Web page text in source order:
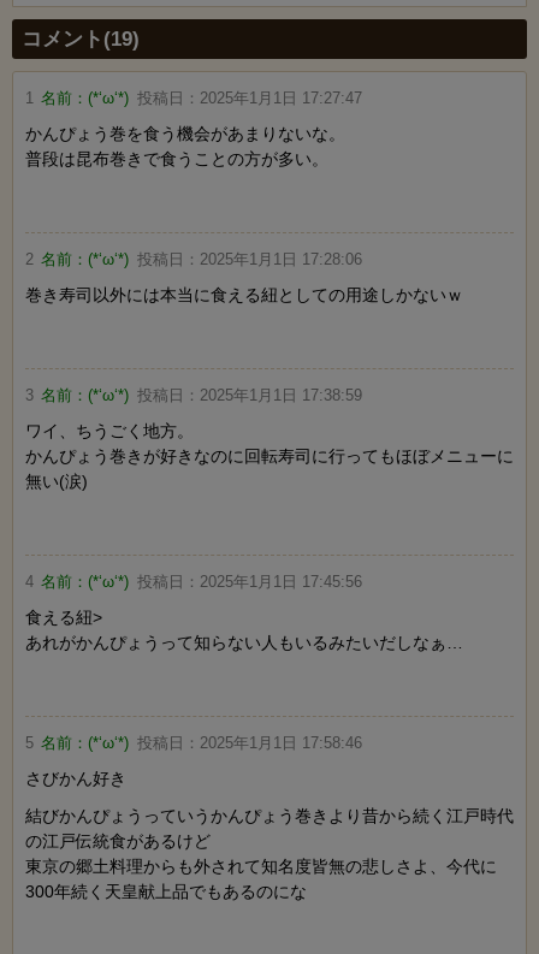
Powered by livedoor 相互RSS
コメント(19)
1 名前： (*‘ω‘*) 投稿日： 2025年1月1日 17:27:47
かんぴょう巻を食う機会があまりないな。
普段は昆布巻きで食うことの方が多い。
2 名前： (*‘ω‘*) 投稿日： 2025年1月1日 17:28:06
巻き寿司以外には本当に食える紐としての用途しかないｗ
3 名前： (*‘ω‘*) 投稿日： 2025年1月1日 17:38:59
ワイ、ちうごく地方。
かんぴょう巻きが好きなのに回転寿司に行ってもほぼメニューに
無い(涙)
4 名前： (*‘ω‘*) 投稿日： 2025年1月1日 17:45:56
食える紐>
あれがかんぴょうって知らない人もいるみたいだしなぁ…
5 名前： (*‘ω‘*) 投稿日： 2025年1月1日 17:58:46
さびかん好き
結びかんぴょうっていうかんぴょう巻きより昔から続く江戸時代
の江戸伝統食があるけど
東京の郷土料理からも外されて知名度皆無の悲しさよ、今代に
300年続く天皇献上品でもあるのにな